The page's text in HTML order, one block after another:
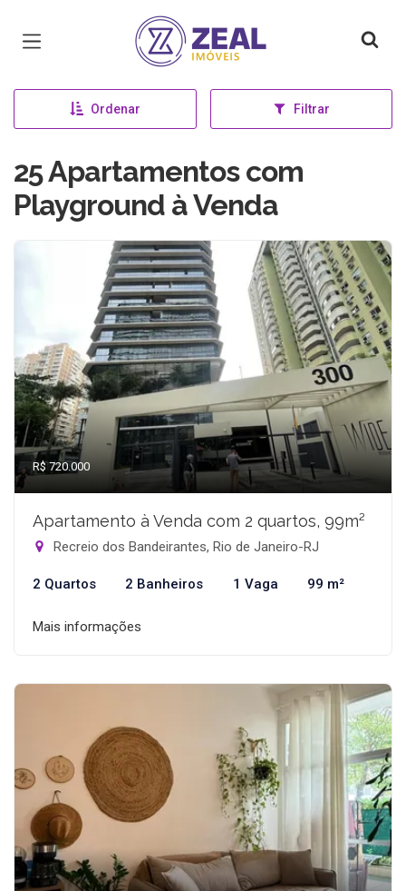
Página inicial
Ordenar Filtrar
25 Apartamentos com
Playground à Venda
R$ 720.000
Apartamento à Venda com 2 quartos, 99m²
Recreio dos Bandeirantes, Rio de Janeiro-RJ
2 Quartos 2 Banheiros 1 Vaga 99 m²
Mais informações